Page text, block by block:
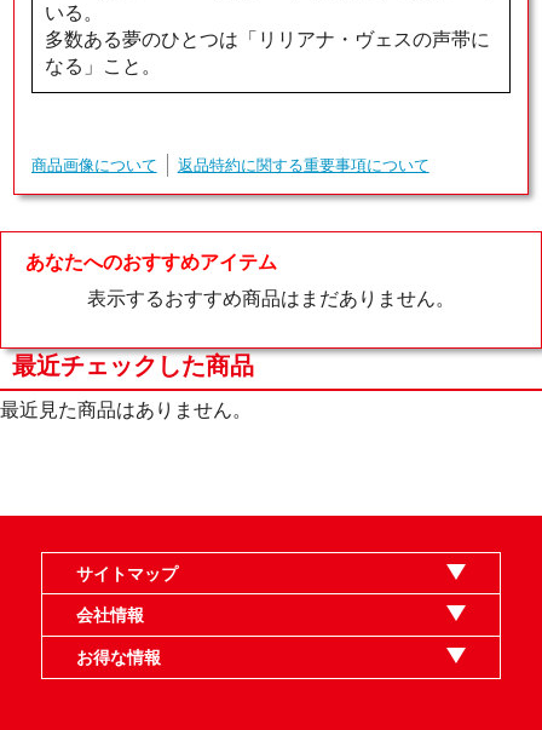
いる。
多数ある夢のひとつは「リリアナ・ヴェスの声帯に
なる」こと。
商品画像について 返品特約に関する重要事項について
あなたへのおすすめアイテム
表示するおすすめ商品はまだありません。
最近チェックした商品
最近見た商品はありません。
サイトマップ
オンラインショップ
買取
記事
選手一覧
デッキ検索
デッキ構築
イベント・大会
店舗のご案内
お問い合わせ
ヘルプ
FAQ
会社情報
利用規約
スタッフ募集
特定商取引法表示
個人情報保護指針
企業情報
お得な情報